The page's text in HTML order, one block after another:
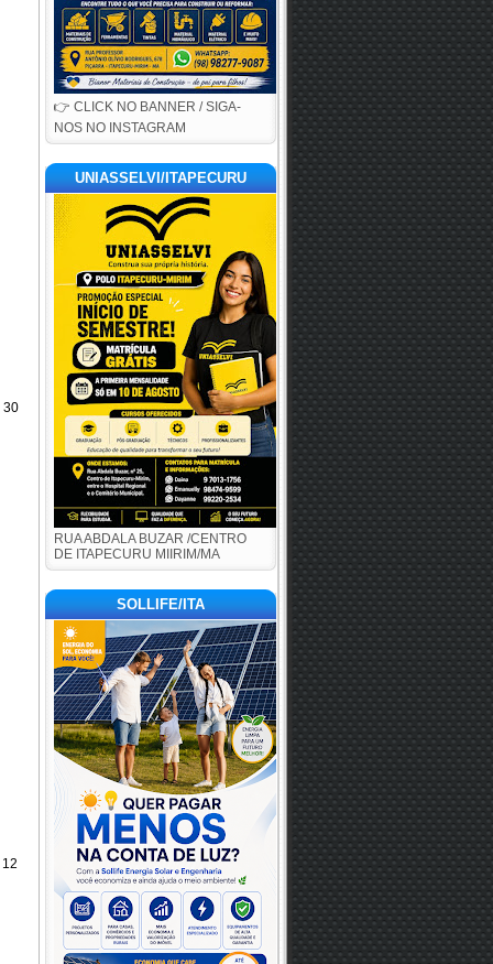
30
👉 CLICK NO BANNER / SIGA-
NOS NO INSTAGRAM
UNIASSELVI/ITAPECURU
RUA ABDALA BUZAR /CENTRO
DE ITAPECURU MIIRIM/MA
SOLLIFE/ITA